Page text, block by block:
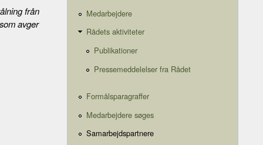
från
avger
Medarbejdere
Rådets aktiviteter
Publikationer
Pressemeddelelser fra Rådet
Formålsparagraffer
Medarbejdere søges
Samarbejdspartnere